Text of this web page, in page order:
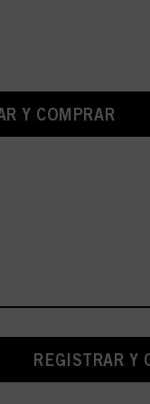
Y COMPRAR
REGISTRAR Y